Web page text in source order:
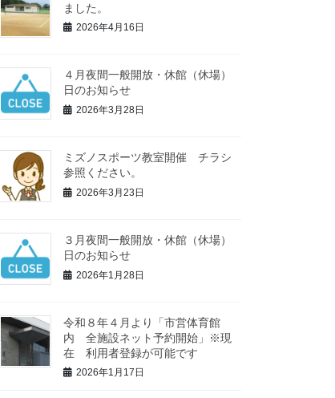
ました。
2026年4月16日
４月夜間一般開放・休館（休場）
日のお知らせ
2026年3月28日
ミズノスポーツ教室開催 チラシ
参照ください。
2026年3月23日
３月夜間一般開放・休館（休場）
日のお知らせ
2026年1月28日
令和８年４月より「市営体育館
内 全施設ネット予約開始」※現
在 利用者登録が可能です
2026年1月17日